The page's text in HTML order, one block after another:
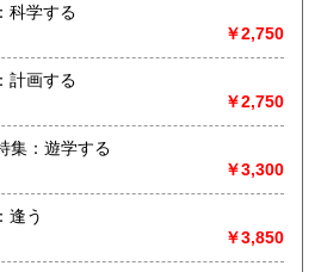
国文学、趣味、外国書、サブカルチ
）
デザイン・ファッション・映画な
科学する
￥2,750
計画する
￥2,750
：遊学する
￥3,300
逢う
￥3,850